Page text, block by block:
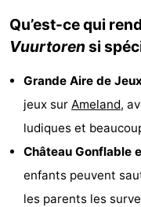
Ameland
Last
minutes
Plages
Voir
et
faire
Lieux
d'intérêt
Qu’est-ce qui
Vuurtoren si
Grande Aire de
jeux sur Ameland,
ludiques et
Château Gonflable
enfants peuvent
les parents les